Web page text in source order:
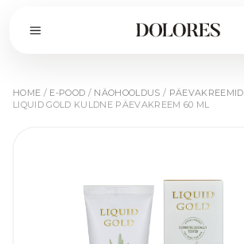
HOME / E-POOD / NÄOHOOLDUS / PÄEVAKREEMID
LIQUID GOLD KULDNE PÄEVAKREEM 60 ML